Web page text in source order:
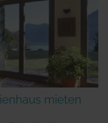
mieten